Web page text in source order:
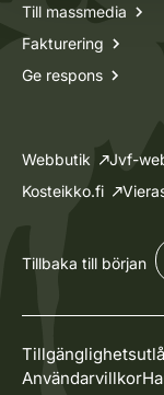
Till massmedia
Fakturering
Ge respons
Webbutik Jvf-
Kosteikko.fi
Tillbaka till början
Användarvillkor